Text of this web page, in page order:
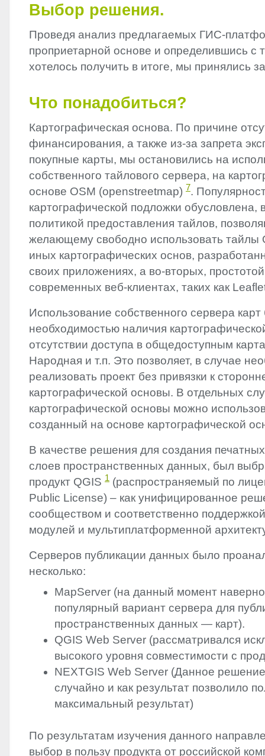
Выбор решения.
Проведя анализ предлагаемых ГИС-
проприетарной основе и определившись с
хотелось получить в итоге, мы принялись
Что понадобиться?
Картографическая основа. По причине
финансирования, а также из-за запрета
покупные карты, мы остановились на
собственного тайлового сервера, на
основе OSM (openstreetmap) 7.
картографической подложки обусловлена,
политикой предоставления тайлов,
желающему свободно использовать тайлы
иных картографических основ,
своих приложениях, а во-вторых,
современных веб-клиентах, таких как
Использование собственного сервера
необходимостью наличия
отсутствии доступа в общедоступным
Народная и т.п. Это позволяет, в случае
реализовать проект без привязки к
картографической основы. В отдельных
картографической основы можно
созданный на основе картографической
В качестве решения для создания
слоев пространственных данных, был
продукт QGIS 1 (распространяемый по
Public License) – как унифицированное
сообществом и соответственно
модулей и мультиплатформенной
Серверов публикации данных было
несколько:
MapServer (на данный момент
популярный вариант сервера для
пространственных данных — карт).
QGIS Web Server (рассматривался
высокого уровня совместимости с
NEXTGIS Web Server (Данное
случайно и как результат позволило
максимальный результат)
По результатам изучения данного
выбор в пользу продукта от российской